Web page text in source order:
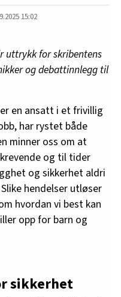
15:02
uttrykk for skribentens
og debattinnlegg til
en ansatt i et frivillig
har rystet både
minner oss om at
og til tider
og sikkerhet aldri
hendelser utløser
hvordan vi best kan
opp for barn og
sikkerhet